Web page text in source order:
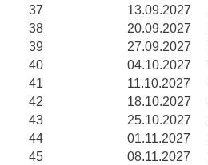
37
13.09.2027
38
20.09.2027
39
27.09.2027
40
04.10.2027
41
11.10.2027
42
18.10.2027
43
25.10.2027
44
01.11.2027
45
08.11.2027